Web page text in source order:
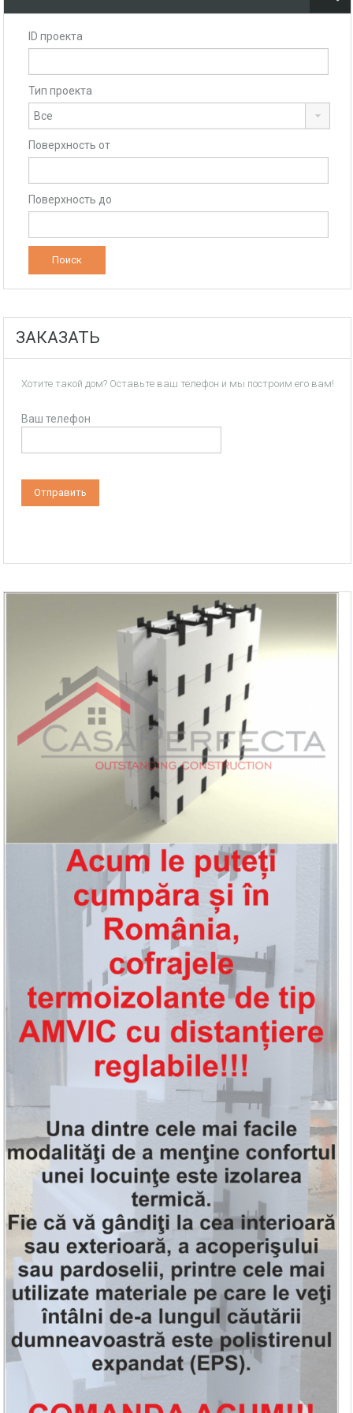
ID проекта
Тип проекта
Поверхность от
Поверхность до
ЗАКАЗАТЬ
Хотите такой дом? Оставьте ваш телефон и мы построим его вам!
Ваш телефон